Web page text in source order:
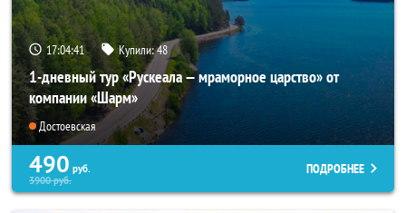
17:04:40 Купили:48
1-дневный тур «Рускеала — мраморное царство» от
компании «Шарм»
Достоевская
490 руб.
3900руб.
ПОДРОБНЕЕ